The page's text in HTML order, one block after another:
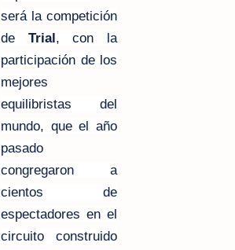
será la competición
de Trial , con la
participación de los
mejores
equilibristas del
mundo, que el año
pasado
congregaron a
cientos de
espectadores en el
circuito construido